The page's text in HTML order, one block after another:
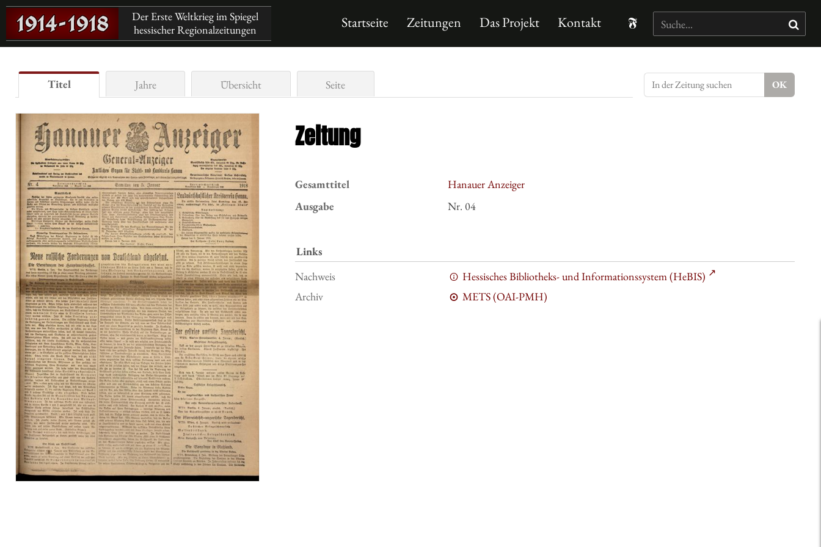
Der Erste Weltkrieg im Spiegel
hessischer Regionalzeitungen
Startseite Zeitungen Das Projekt Kontakt
Titel Jahre Übersicht Seite
Zeitung
Gesamttitel
Hanauer Anzeiger
Ausgabe
Nr. 04
Links
Nachweis
Hessisches Bibliotheks- und Informationssystem (HeBIS)
Archiv
METS (OAI-PMH)